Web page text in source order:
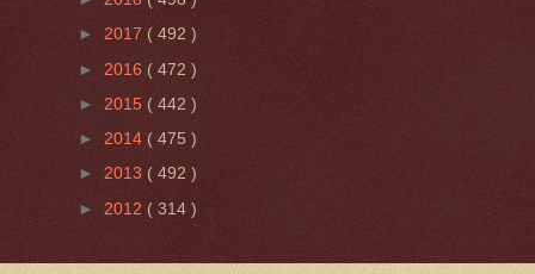
► 2017 ( 492 )
► 2016 ( 472 )
► 2015 ( 442 )
► 2014 ( 475 )
► 2013 ( 492 )
► 2012 ( 314 )